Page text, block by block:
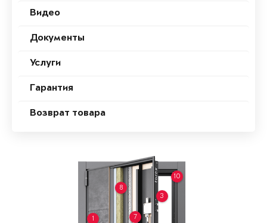
Видео
Документы
Услуги
Гарантия
Возврат товара
1
3
7
8
10